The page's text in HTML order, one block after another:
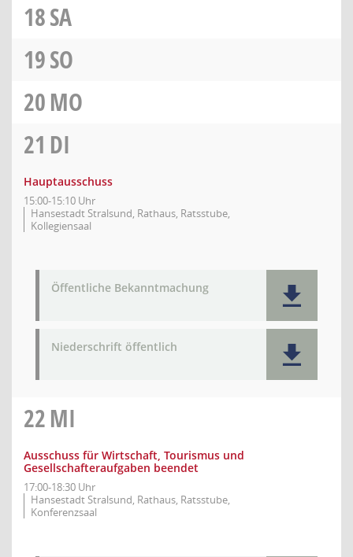
18SA
19SO
20MO
21 DI
Hauptausschuss
15:00-15:10 Uhr
Hansestadt Stralsund, Rathaus, Ratsstube,
Kollegiensaal
Öffentliche Bekanntmachung
Niederschrift öffentlich
22MI
Ausschuss für Wirtschaft, Tourismus und
Gesellschafteraufgaben beendet
17:00-18:30 Uhr
Hansestadt Stralsund, Rathaus, Ratsstube,
Konferenzsaal